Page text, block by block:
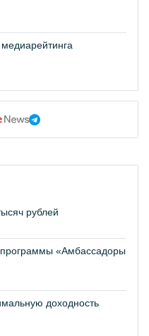
рублей
«Амбассадоры
доходность